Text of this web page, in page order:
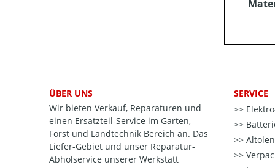
ÜBER UNS
Wir bieten Verkauf, Reparaturen und
einen Ersatzteil-Service im Garten,
Forst und Landtechnik Bereich an. Das
Liefer-Gebiet und unser Reparatur-
Abholservice unserer Werkstatt
SERVICE